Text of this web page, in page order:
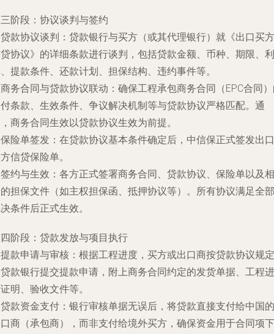
阶段：协议谈判与签约
贷款协议谈判 ：贷款银行与买方（或其代理银行）就《出口买方
协议》的详细条款进行谈判，包括贷款金额、币种、期限、利
提款条件、还款计划、担保结构、违约事件等。
商务合同与贷款协议联动 ：确保工程承包商务合同（EPC合同
条款、生效条件、争议解决机制等与贷款协议严格匹配。通
商务合同生效以贷款协议生效为前提。
保险单签发 ：在贷款协议基本条件确定后，中信保正式签发出口
信贷保险单。
签约与生效 ：各方正式签署商务合同、贷款协议、保险单以及相
担保文件（如主权担保函、抵押协议等）。所有协议满足全部
条件后正式生效。
阶段：贷款发放与项目执行
提款申请与审核 ：根据工程进度，买方或出口商按贷款协议规定
款银行提交提款申请，附上商务合同约定的发货单据、工程进
明、验收文件等。
贷款资金支付 ：银行审核单据无误后，将贷款直接支付给中国的
商（承包商），而非支付给境外买方，确保资金用于合同项下